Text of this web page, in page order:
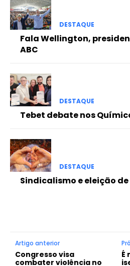
DESTAQUE
Fala Wellington,
ABC
DESTAQUE
Tebet debate nos
DESTAQUE
Sindicalismo e eleição de
Artigo anterior
Congresso visa
combater violência no
É